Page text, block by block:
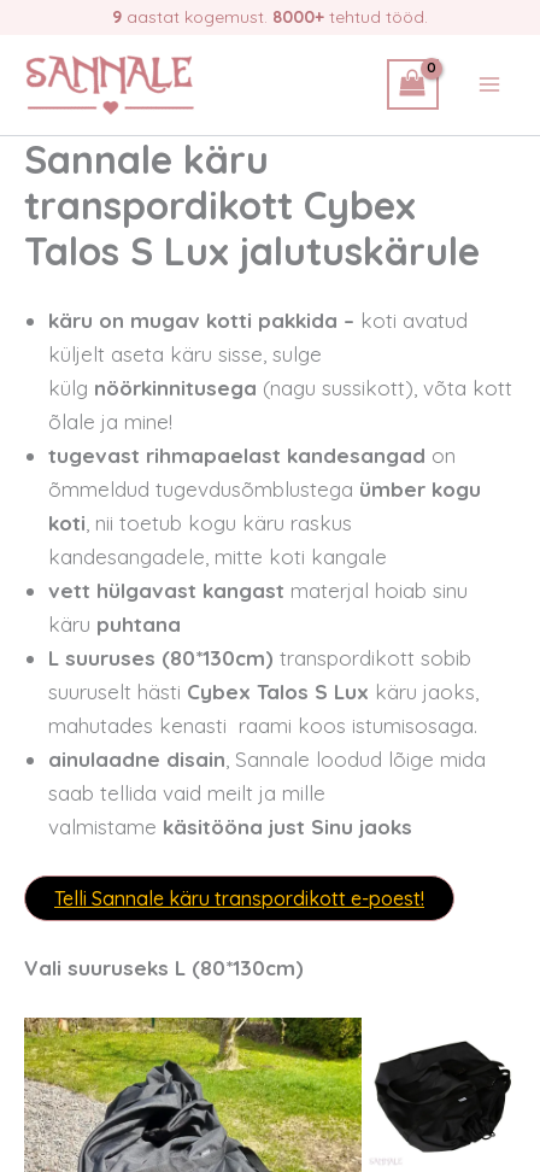
content
9 aastat kogemust. 8000+ tehtud tööd.
Sannale käru
transpordikott Cybex
Talos S Lux jalutuskärule
käru on mugav kotti pakkida – koti avatud
küljelt aseta käru sisse, sulge
külg nöörkinnitusega (nagu sussikott), võta kott
õlale ja mine!
tugevast rihmapaelast kandesangad on
õmmeldud tugevdusõmblustega ümber kogu
koti , nii toetub kogu käru raskus
kandesangadele, mitte koti kangale
vett hülgavast kangast materjal hoiab sinu
käru puhtana
L suuruses (80*130cm) transpordikott sobib
suuruselt hästi Cybex Talos S Lux käru jaoks,
mahutades kenasti raami koos istumisosaga.
ainulaadne disain , Sannale loodud lõige mida
saab tellida vaid meilt ja mille
valmistame käsitööna just Sinu jaoks
Telli Sannale käru transpordikott e-poest!
Vali suuruseks L (80*130cm)